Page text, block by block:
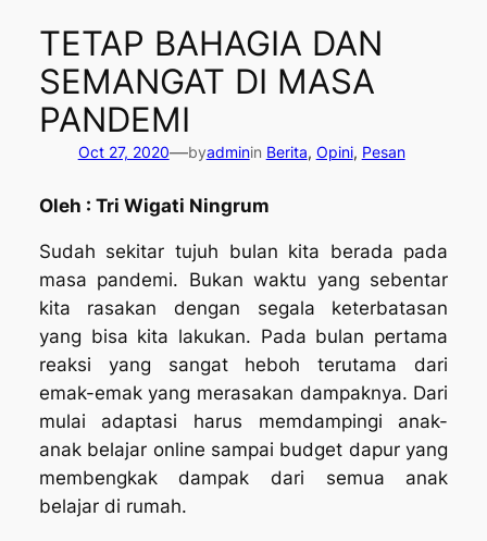
TETAP BAHAGIA DAN
SEMANGAT DI MASA
PANDEMI
Oct 27, 2020—byadminin Berita, Opini, Pesan
Oleh : Tri Wigati Ningrum
Sudah sekitar tujuh bulan kita berada pada
masa pandemi. Bukan waktu yang sebentar
kita rasakan dengan segala keterbatasan
yang bisa kita lakukan. Pada bulan pertama
reaksi yang sangat heboh terutama dari
emak-emak yang merasakan dampaknya. Dari
mulai adaptasi harus memdampingi anak-
anak belajar online sampai budget dapur yang
membengkak dampak dari semua anak
belajar di rumah.